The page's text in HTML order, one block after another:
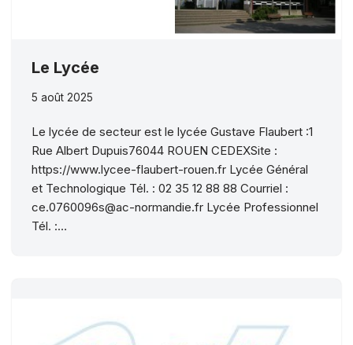
Le Lycée
5 août 2025
Le lycée de secteur est le lycée Gustave Flaubert :1
Rue Albert Dupuis76044 ROUEN CEDEXSite :
https://www.lycee-flaubert-rouen.fr Lycée Général
et Technologique Tél. : 02 35 12 88 88 Courriel :
ce.0760096s@ac-normandie.fr Lycée Professionnel
Tél. :…